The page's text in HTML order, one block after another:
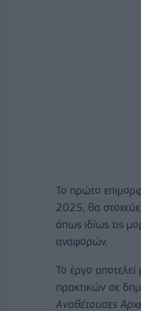
Το πρώτο
2025, θα
όπως ιδίως τις
αναφορών.
Το έργο
πρακτικών σε
Αναθέτουσες